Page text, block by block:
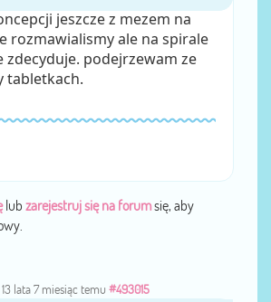
jeszcze z mezem na
rozmawialismy ale na spirale
zdecyduje. podejrzewam ze
tabletkach.
lub zarejestruj się na forumsię, aby
13 lata 7 miesiąc temu #493015